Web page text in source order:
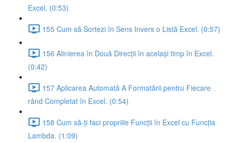
Excel. (0:53)
155 Cum să Sortezi în Sens Invers o Listă Excel. (0:57)
156 Alinierea în Două Direcții în același timp în Excel.
(0:42)
157 Aplicarea Automată A Formatării pentru Fiecare
rând Completat în Excel. (0:54)
158 Cum să-ți faci propriile Funcții în Excel cu Funcția
Lambda. (1:09)